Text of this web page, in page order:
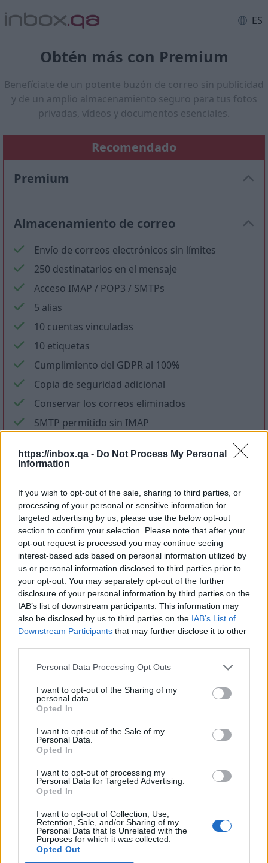
https://inbox.qa - Do Not Process My Personal
Information
If you wish to opt-out of the sale, sharing to third parties, or
processing of your personal or sensitive information for
targeted advertising by us, please use the below opt-out
section to confirm your selection. Please note that after your
opt-out request is processed you may continue seeing
interest-based ads based on personal information utilized by
us or personal information disclosed to third parties prior to
your opt-out. You may separately opt-out of the further
disclosure of your personal information by third parties on the
IAB’s list of downstream participants. This information may
also be disclosed by us to third parties on the IAB’s List of
Downstream Participants that may further disclose it to other
Personal Data Processing Opt Outs
I want to opt-out of the Sharing of my
personal data.
Opted In
I want to opt-out of the Sale of my
Personal Data.
Opted In
I want to opt-out of processing my
Personal Data for Targeted Advertising.
Opted In
I want to opt-out of Collection, Use,
Retention, Sale, and/or Sharing of my
Personal Data that Is Unrelated with the
Purposes for which it was collected.
Opted Out
ES
Obtén más con Premium
Benefíciate de un potente buzón de correo sin publicidad
y de un amplio almacenamiento seguro para tus fotos
privadas, vídeos y documentos esenciales.
Plan actual
Gratuito
Recomendado
Premium
Almacenamiento de correo
Envío de correos electrónicos sin límites
250 destinatarios en el mensaje
Acceso IMAP / POP3 / SMTPs
5 alias
10 cuentas vinculadas
10 etiquetas
Cumplimiento del GDPR al 100%
Copia de seguridad adicional
Conservar los correos eliminados
SMTP permitido sin IMAP
Sin correos electrónicos de publicidad
Almacenamiento de archivos
150 GB 300 GB 1 TB
Aplicar
Pagar mensualmente 1.99 € / mes
Pagar anualmente
0.97 € / mes
Pagar mensualmente 4.99 € / mes
2.17 € / mes
Plan de 3 años 45.99 € / 3 años
Los precios incluyen el IVA local
Pagar mensualmente 8.99 € / mes
5 € / mes
Plan de 3 años 119.99 € / 3 años
Los precios incluyen el IVA local
ACTUALIZAR A PREMIUM